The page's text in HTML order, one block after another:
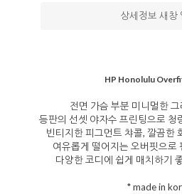
상세정보 새창
HP Honolulu
전면 가슴 부분 미니멀한
등판의 선셋 야자수 프린팅으로
빈티지한 피그먼트 챠콜, 깔끔한
여유롭게 떨어지는 오버핏으로
다양한 코디에 쉽게 매치하기
* made in